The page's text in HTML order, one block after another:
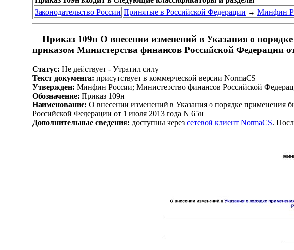
Законодательство России Принятые в Российской Федерации → Минфин
Приказ 109н О внесении изменений в Указания о
приказом Министерства финансов Российской Федерации
Статус: Не действует - Утратил силу
Текст документа: присутствует в коммерческой версии NormaCS
Утвержден: Минфин России; Министерство финансов Российской
Обозначение: Приказ 109н
Наименование: О внесении изменений в Указания о порядке применения
Российской Федерации от 1 июля 2013 года N 65н
Дополнительные сведения: доступны через сетевой клиент NormaCS.